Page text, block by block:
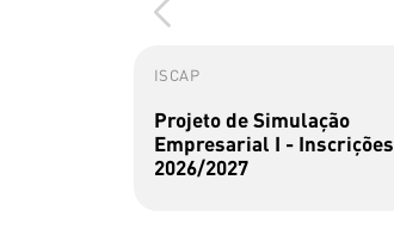
ISCAP
Projeto de Simulação
Empresarial I - Inscrições
2026/2027